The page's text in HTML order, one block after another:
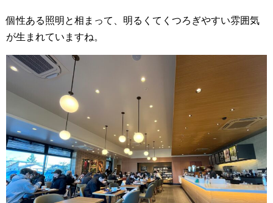
個性ある照明と相まって、明るくてくつろぎやすい雰囲気
が生まれていますね。